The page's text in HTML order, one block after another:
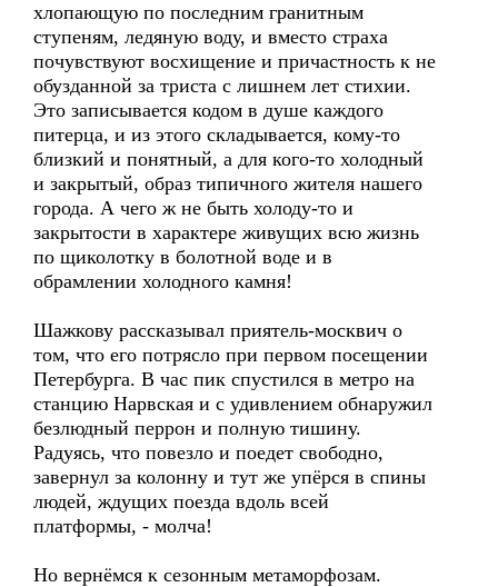
хлопающую по последним гранитным
ступеням, ледяную воду, и вместо страха
почувствуют восхищение и причастность к не
обузданной за триста с лишнем лет стихии.
Это записывается кодом в душе каждого
питерца, и из этого складывается, кому-то
близкий и понятный, а для кого-то холодный
и закрытый, образ типичного жителя нашего
города. А чего ж не быть холоду-то и
закрытости в характере живущих всю жизнь
по щиколотку в болотной воде и в
обрамлении холодного камня!
Шажкову рассказывал приятель-москвич о
том, что его потрясло при первом посещении
Петербурга. В час пик спустился в метро на
станцию Нарвская и с удивлением обнаружил
безлюдный перрон и полную тишину.
Радуясь, что повезло и поедет свободно,
завернул за колонну и тут же упёрся в спины
людей, ждущих поезда вдоль всей
платформы, - молча!
Но вернёмся к сезонным метаморфозам.